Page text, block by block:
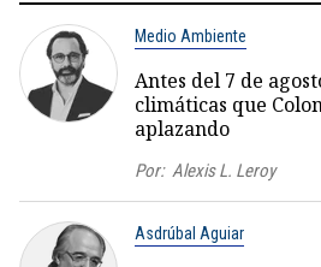
Medio Ambiente
Antes del 7 de
climáticas que
aplazando
Por: Alexis L. Leroy
Asdrúbal Aguiar